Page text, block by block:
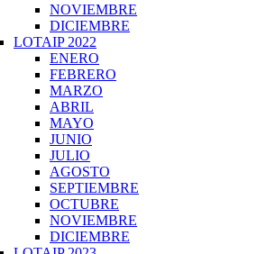
NOVIEMBRE
DICIEMBRE
LOTAIP 2022
ENERO
FEBRERO
MARZO
ABRIL
MAYO
JUNIO
JULIO
AGOSTO
SEPTIEMBRE
OCTUBRE
NOVIEMBRE
DICIEMBRE